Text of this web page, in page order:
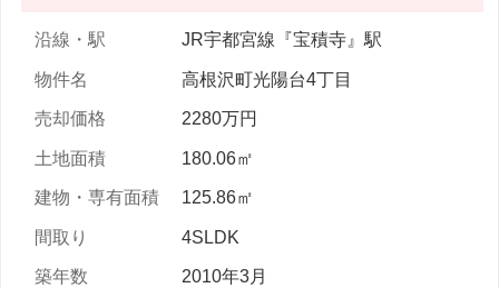
JR宇都宮線『宝積寺』駅
高根沢町光陽台4丁目
2280万円
180.06㎡
125.86㎡
4SLDK
2010年3月